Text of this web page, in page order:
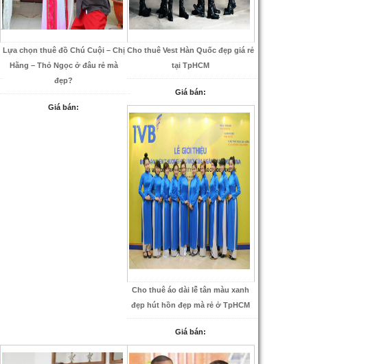
Lựa chọn thuê đồ Chú Cuội – Chị
Hằng – Thỏ Ngọc ở đâu rẻ mà
đẹp?
Giá bán:
Cho thuê Vest Hàn Quốc đẹp giá rẻ
tại TpHCM
Giá bán:
Cho thuê áo dài lễ tân màu xanh
đẹp hút hồn đẹp mà rẻ ở TpHCM
Giá bán: